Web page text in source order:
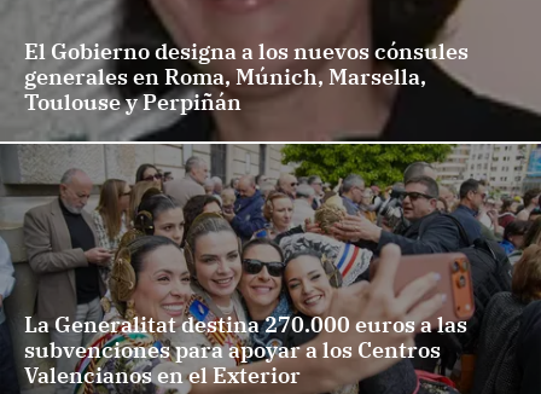
El Gobierno designa a los nuevos cónsules
generales en Roma, Múnich, Marsella,
Toulouse y Perpiñán
La Generalitat destina 270.000 euros a las
subvenciones para apoyar a los Centros
Valencianos en el Exterior